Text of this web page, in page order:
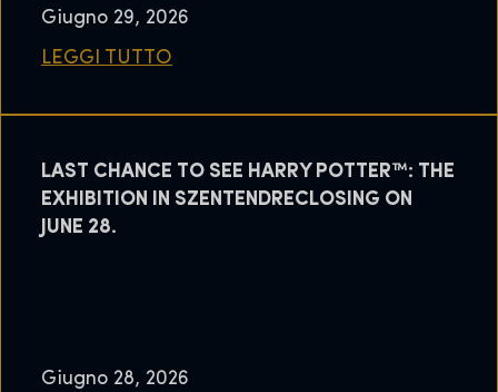
Giugno 29, 2026
LEGGI TUTTO
LAST CHANCE TO SEE HARRY POTTER™: THE
EXHIBITION IN SZENTENDRECLOSING ON
JUNE 28.
Giugno 28, 2026